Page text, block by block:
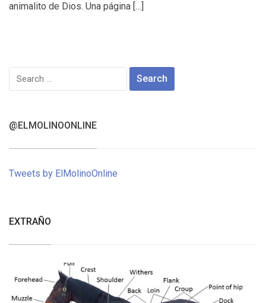
animalito de Dios. Una página […]
Search
for:
@ELMOLINOONLINE
Tweets by ElMolinoOnline
EXTRAÑO